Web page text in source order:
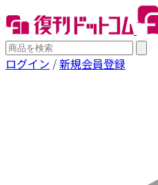
ログイン /新規会員登録